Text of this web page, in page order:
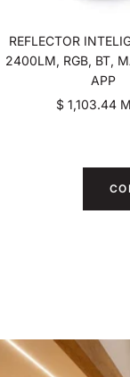
REFLECTOR
2400LM, RGB, BT,
APP
Precio
$ 1,103.44